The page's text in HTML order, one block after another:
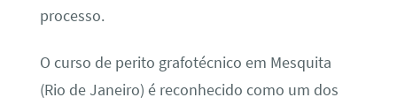
processo.
O curso de perito grafotécnico em Mesquita
(Rio de Janeiro) é reconhecido como um dos